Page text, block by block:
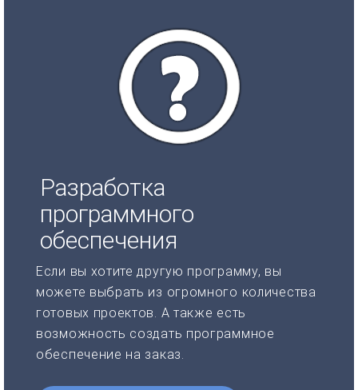
Разработка
программного
обеспечения
Если вы хотите другую программу, вы
можете выбрать из огромного количества
готовых проектов. А также есть
возможность создать программное
обеспечение на заказ.